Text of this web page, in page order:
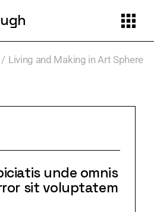
Living and Making in Art Sphere
unde omnis
sit voluptatem